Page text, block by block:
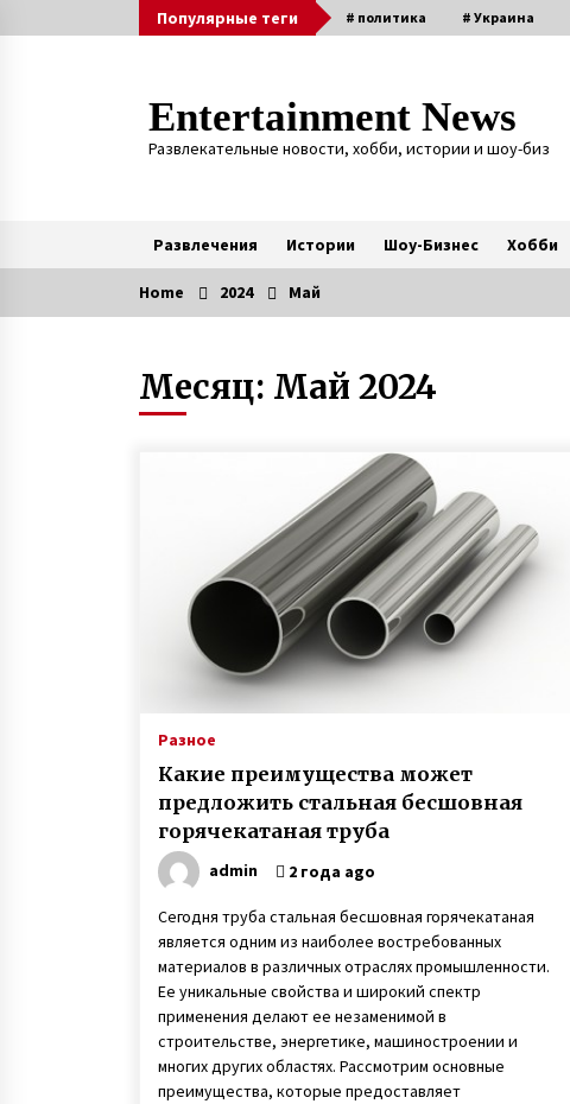
to
Популярные теги # политика # Украина
Entertainment News
Развлекательные новости, хобби, истории и шоу-биз
Развлечения Истории Шоу-Бизнес Хобби
Актуальные
Слепая женщина из Винницы
создала рок-группу, в которой
Раненый под Зеленопольем в 2014
году десатник Евгений Исаев на
протезе овладел катанием Sup-
доске
6 лет ago
Агентство знакомств с
иностранцами — киевлянка
рассказала о работе фальшивой
невестой и своих заработках
7 лет ago
Марина и Дмитрий Самилыки из
семьи
7 лет ago
Home 2024 Май
Месяц: Май 2024
Разное
Какие преимущества может
предложить стальная бесшовная
горячекатаная труба
admin 2 года ago
Сегодня труба стальная бесшовная горячекатаная
является одним из наиболее востребованных
материалов в различных отраслях промышленности.
Ее уникальные свойства и широкий спектр
применения делают ее незаменимой в
строительстве, энергетике, машиностроении и
многих других областях. Рассмотрим основные
преимущества, которые предоставляет